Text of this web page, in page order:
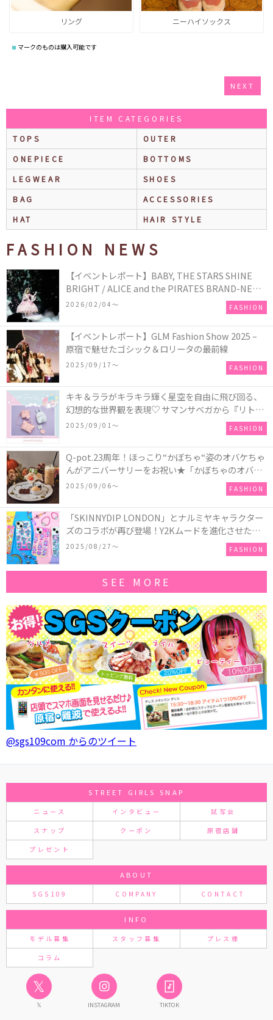
リング ニーハイソックス
マークのものは購入可能です
NEXT
ITEM CATEGORIES
TOPS
OUTER
ONEPIECE
BOTTOMS
LEGWEAR
SHOES
BAG
ACCESSORIES
HAT
HAIR STYLE
FASHION NEWS
【イベントレポート】BABY, THE STARS SHINE
BRIGHT / ALICE and the PIRATES BRAND-NEW
COLLECTION in TOKYO
2026/02/04〜 FASHION
【イベントレポート】GLM Fashion Show 2025 –
原宿で魅せたゴシック＆ロリータの最前線
2025/09/17〜 FASHION
キキ＆ララがキラキラ輝く星空を自由に飛び回る、
幻想的な世界観を表現♡ サマンサベガから『リトル
ツインスターズ』50周年アニバーサリーイヤー』を
2025/09/01〜 FASHION
Q-pot.23周年！ほっこり“かぼちゃ“姿のオバケちゃ
んがアニバーサリーをお祝い★「かぼちゃのオバケ
ーキアクセサリー」が新発売！Q-pot CAFE.では
「かぼちゃのオバケーキプレート」も登場
2025/09/06〜 FASHION
「SKINNYDIP LONDON」とナルミヤキャラクター
ズのコラボが再び登場！Y2Kムードを進化させた新
作コレクションを発売♪
2025/08/27〜 FASHION
SEE MORE
@sgs109com からのツイート
STREET GIRLS SNAP
ニュース インタビュー 試写会
スナップ クーポン 原宿店舗
プレゼント
ABOUT
SGS109 COMPANY CONTACT
INFO
モデル募集 スタッフ募集 プレス様
コラム
𝕏
𝕏 INSTAGRAM TIKTOK